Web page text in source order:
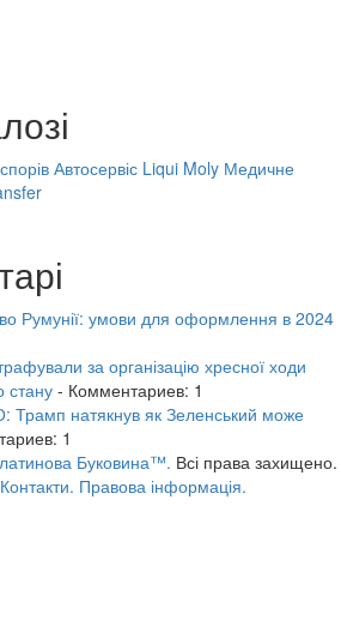
Автосервіс Liqui Moly Медичне
Румунії: умови для оформлення в 2024
за організацію хресної ходи
стану - Комментариев: 1
Трамп натякнув як Зеленський може
1
Буковина™. Всі права захищено.
Контакти. Правова інформація.